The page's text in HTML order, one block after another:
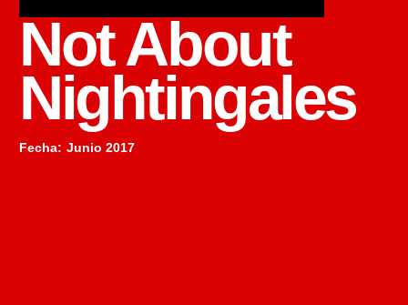
Not About
Nightingales
Fecha: Junio 2017